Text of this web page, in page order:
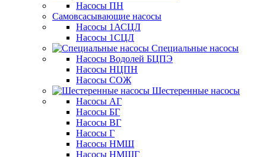
Насосы ПН
Самовсасывающие насосы
Насосы 1АСЦЛ
Насосы 1СЦЛ
Специальные насосы
Насосы Водолей БЦПЭ
Насосы НЦПН
Насосы СОЖ
Шестеренные насосы
Насосы АГ
Насосы БГ
Насосы ВГ
Насосы Г
Насосы НМШ
Насосы НМШГ